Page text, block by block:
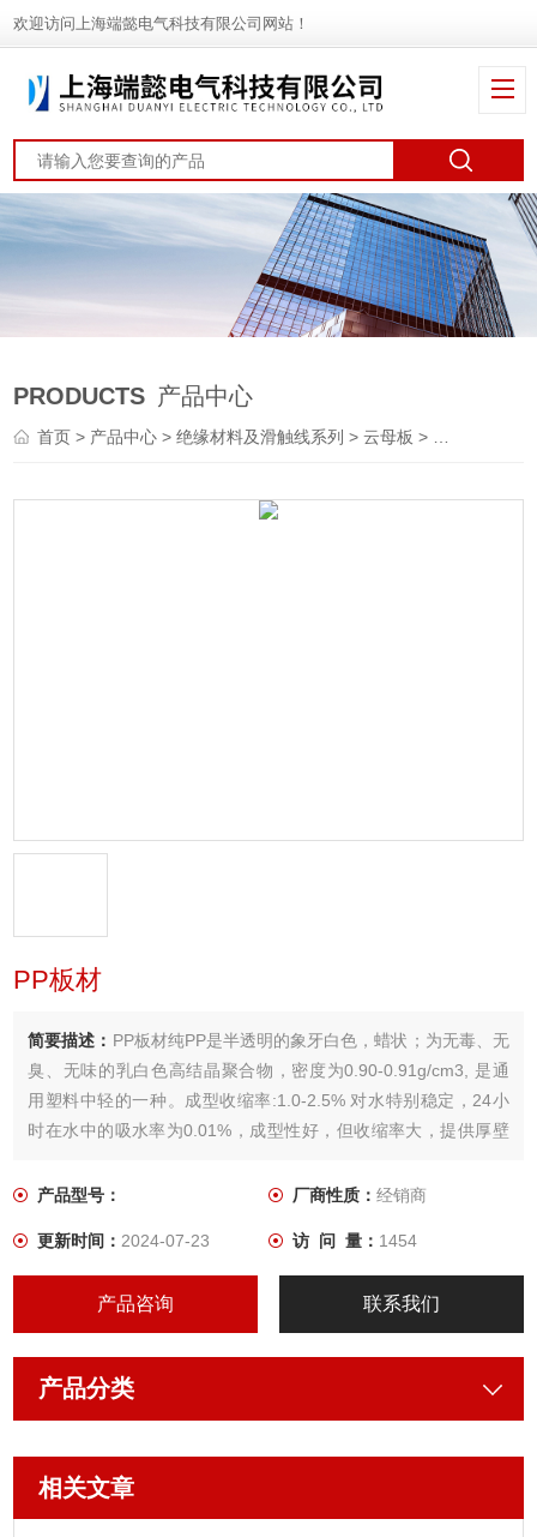
欢迎访问上海端懿电气科技有限公司网站！
PRODUCTS 产品中心
首页> 产品中心 >绝缘材料及滑触线系列 >云母板 > PP板材
PP板材
简要描述： PP板材纯PP是半透明的象牙白色，蜡状；为无毒、无
臭、无味的乳白色高结晶聚合物，密度为0.90-0.91g/cm3, 是通
用塑料中轻的一种。成型收缩率:1.0-2.5% 对水特别稳定，24小
时在水中的吸水率为0.01%，成型性好，但收缩率大，提供厚壁
产品型号：
厂商性质： 经销商
更新时间：2024-07-23 访 问 量： 1454
产品咨询 联系我们
产品分类
相关文章